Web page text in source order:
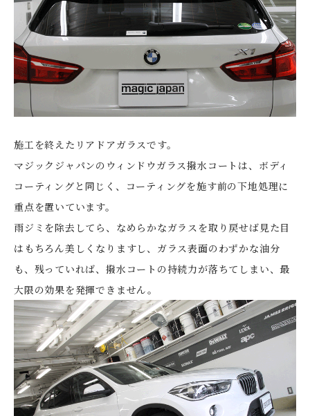
施工を終えたリアドアガラスです。
マジックジャパンのウィンドウガラス撥水コートは、ボディ
コーティングと同じく、コーティングを施す前の下地処理に
重点を置いています。
雨ジミを除去してら、なめらかなガラスを取り戻せば見た目
はもちろん美しくなりますし、ガラス表面のわずかな油分
も、残っていれば、撥水コートの持続力が落ちてしまい、最
大限の効果を発揮できません。